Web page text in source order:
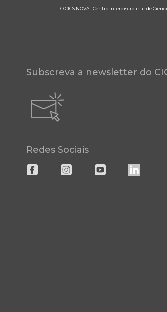
O CICS.NOVA - Centro Interdisciplinar de
Subscreva a newsletter do
Redes Sociais